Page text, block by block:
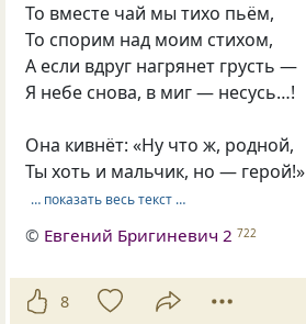
То вместе чай мы тихо пьём,
То спорим над моим стихом,
А если вдруг нагрянет грусть —
Я небе снова, в миг — несусь…!
Она кивнёт: «Ну что ж, родной,
Ты хоть и мальчик, но — герой!»
… показать весь текст …
© Евгений Бригиневич 2 722
8